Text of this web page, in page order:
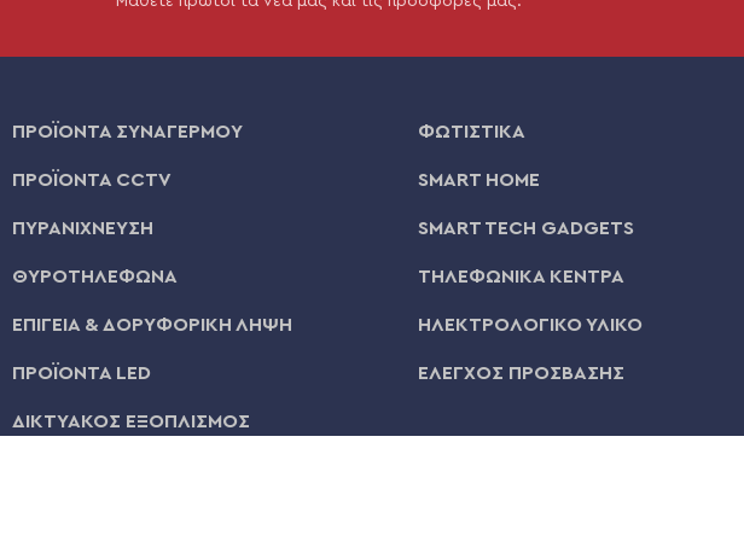
ΠΡΟΪΟΝΤΑ ΣΥΝΑΓΕΡΜΟΥ
ΠΡΟΪΟΝΤΑ CCTV
ΠΥΡΑΝΙΧΝΕΥΣΗ
ΘΥΡΟΤΗΛΕΦΩΝΑ
ΕΠΙΓΕΙΑ & ΔΟΡΥΦΟΡΙΚΗ ΛΗΨΗ
ΠΡΟΪΟΝΤΑ LED
ΔΙΚΤΥΑΚΟΣ ΕΞΟΠΛΙΣΜΟΣ
ΦΩΤΙΣΤΙΚΑ
SMART HOME
SMART TECH GADGETS
ΤΗΛΕΦΩΝΙΚΑ ΚΕΝΤΡΑ
ΗΛΕΚΤΡΟΛΟΓΙΚΟ ΥΛΙΚΟ
ΕΛΕΓΧΟΣ ΠΡΟΣΒΑΣΗΣ